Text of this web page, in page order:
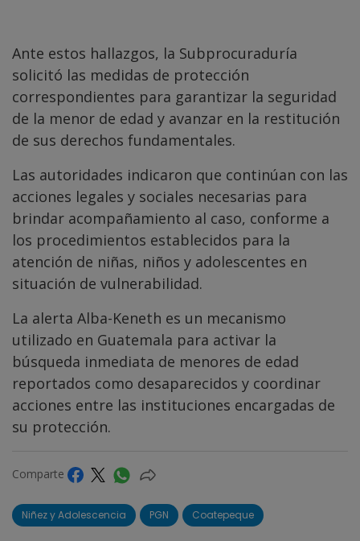
Ante estos hallazgos, la Subprocuraduría
solicitó las medidas de protección
correspondientes para garantizar la seguridad
de la menor de edad y avanzar en la restitución
de sus derechos fundamentales.
Las autoridades indicaron que continúan con las
acciones legales y sociales necesarias para
brindar acompañamiento al caso, conforme a
los procedimientos establecidos para la
atención de niñas, niños y adolescentes en
situación de vulnerabilidad.
La alerta Alba-Keneth es un mecanismo
utilizado en Guatemala para activar la
búsqueda inmediata de menores de edad
reportados como desaparecidos y coordinar
acciones entre las instituciones encargadas de
su protección.
Comparte
Niñez y Adolescencia PGN Coatepeque